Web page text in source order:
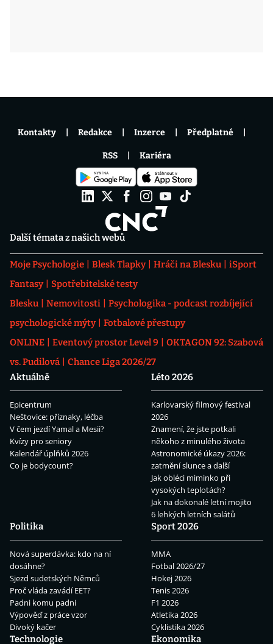
Další témata z našich webů
Moje Psychologie Blesk Tlapky Hráči na Blesku
iSport
Fantasy
Spotřebitelské testy
Blesku
Nemovitosti
Psychologika - podcast rozbíjející
psychologické mýty
Fotbalové přestupy
ONLINE
Eventový prostor Level 9
OKTAGON 92: Szabová
vs. Pudilová
Chance Liga 2026/27
Aktuálně
Epicentrum
Neštovice: příznaky, léčba
V čem jezdí Yamal a Mesii?
Kvízy pro seniory
Kalendář úplňků 2026
Co je bodycount?
Léto 2026
Karlovarský filmový festival
2026
Znamení, že jste potkali
někoho z minulého života
Astronomické úkazy 2026:
zatmění slunce a další
Jak obléci miminko při
vysokých teplotách?
Jak na dokonalé letní mojito
6 lehkých letních salátů
Politika
Nová superdávka: kdo na ní
dosáhne?
Sjezd sudetských Němců
Proč vláda zavádí EET?
Padni komu padni
Výpověď z práce vzor
Divoký kačer
Sport 2026
MMA
Fotbal 2026/27
Hokej 2026
Tenis 2026
F1 2026
Atletika 2026
Cyklistika 2026
Technologie
Ekonomika
Kontakty Redakce Inzerce Předplatné
RSS Kariéra